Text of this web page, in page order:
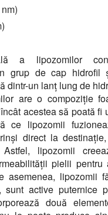
a lipozomilor
grup de cap hidrofil
dintr-un lanț lung de
are o compoziție
acestea să poată fi
ce lipozomii
direct la
lipozomii
pielii pentru
asemenea, lipozomii
sunt active puternice
două